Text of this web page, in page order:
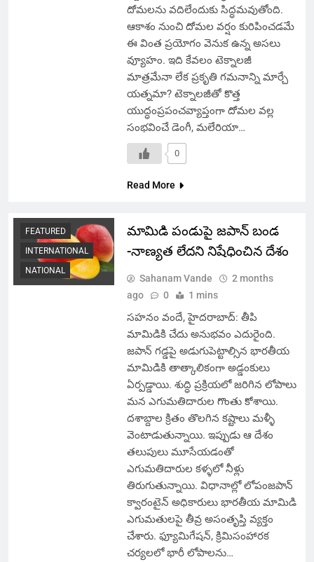
దోమలను వదిలేందుకు సిద్ధమవుతోంది.
ఆకాశం నుంచి దోమల వర్షం కురిపించడమే
ఈ వింత ప్రయోగం వెనుక ఉన్న అసలు
వ్యూహం. ఇది కేవలం టెక్నాలజీ
మాత్రమేనా లేక ప్రకృతి గమనాన్ని మార్చే
యత్నమా? టెక్నాలజీతో కొత్త
యుద్ధంప్రపంచవ్యాప్తంగా దోమల వల్ల
సంభవించే డెంగీ, మలేరియా…
0
Read More
FEATURED
INTERNATIONAL
NATIONAL
మామిడి పండుపై జపాన్ బండ
-నాణ్యత లేదని నిషేధించిన దేశం
Sahanam Vande
2 months
ago
0 1 mins
సహనం వందే, హైదరాబాద్: తీపి
మామిడికి చేదు అనుభవం ఎదురైంది.
జపాన్ గడ్డపై అడుగుపెట్టాల్సిన భారతీయ
మామిడికి తాత్కాలికంగా అడ్డంకులు
ఏర్పడ్డాయి. శుద్ధి ప్రక్రియలో జరిగిన లోపాలు
మన ఎగుమతిదారుల గొంతు కోశాయి.
దశాబ్దాల క్రితం తొలగిన కష్టాలు మళ్ళీ
వెంటాడుతున్నాయి. ఇప్పుడు ఆ దేశం
తలుపులు మూసేయడంతో
ఎగుమతిదారుల కళ్ళలో నీళ్లు
తిరుగుతున్నాయి. విధానాల్లో లోపంజపాన్
క్వారంటైన్ అధికారులు భారతీయ మామిడి
ఎగుమతులపై తీవ్ర అసంతృప్తి వ్యక్తం
చేశారు. ఫ్యూమిగేషన్, క్రిమిసంహారక
చర్యలలో భారీ లోపాలను…